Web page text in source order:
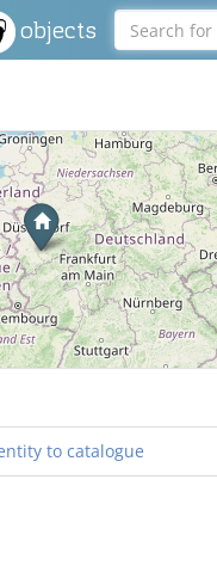
objects
| Maps and Data ©OpenStreetMap.
to catalogue